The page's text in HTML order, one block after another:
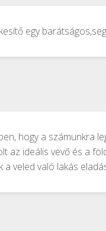
egy
hogy a számunkra
az ideális vevő és a
veled való lakás